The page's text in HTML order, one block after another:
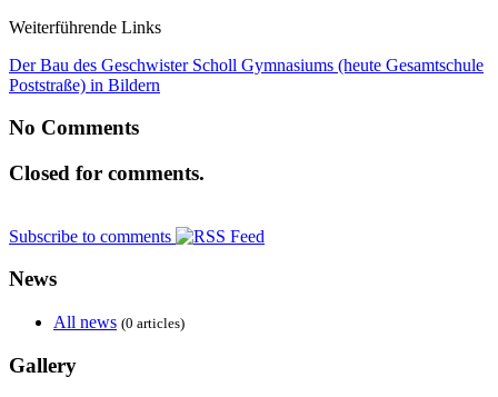
Weiterführende Links
Der Bau des Geschwister Scholl Gymnasiums (heute Gesamtschule
Poststraße) in Bildern
No Comments
Closed for comments.
Subscribe to comments
News
All news (0 articles)
Gallery